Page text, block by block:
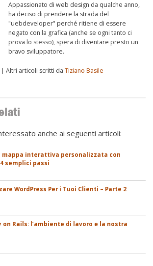
Appassionato di web design da qualche anno,
ha deciso di prendere la strada del
"uebdeveloper" perché ritiene di essere
negato con la grafica (anche se ogni tanto ci
prova lo stesso), spera di diventare presto un
bravo sviluppatore.
| Altri articoli scritti da Tiziano Basile
anche ai seguenti articoli:
mappa interattiva personalizzata con
semplici passi
WordPress Per i Tuoi Clienti – Parte 2
on Rails: l’ambiente di lavoro e la nostra